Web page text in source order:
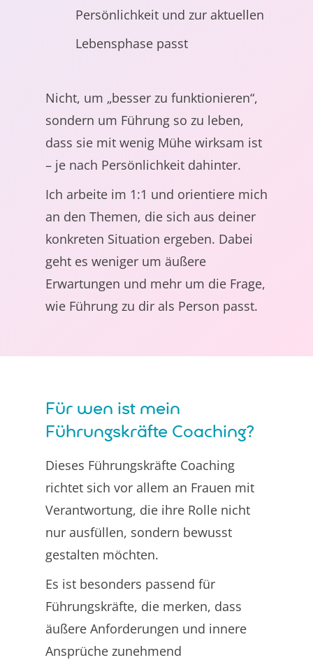
Persönlichkeit und zur aktuellen
Lebensphase passt
Nicht, um „besser zu funktionieren“,
sondern um Führung so zu leben,
dass sie mit wenig Mühe wirksam ist
– je nach Persönlichkeit dahinter.
Ich arbeite im 1:1 und orientiere mich
an den Themen, die sich aus deiner
konkreten Situation ergeben. Dabei
geht es weniger um äußere
Erwartungen und mehr um die Frage,
wie Führung zu dir als Person passt.
Für wen ist mein
Führungskräfte Coaching?
Dieses Führungskräfte Coaching
richtet sich vor allem an Frauen mit
Verantwortung, die ihre Rolle nicht
nur ausfüllen, sondern bewusst
gestalten möchten.
Es ist besonders passend für
Führungskräfte, die merken, dass
äußere Anforderungen und innere
Ansprüche zunehmend